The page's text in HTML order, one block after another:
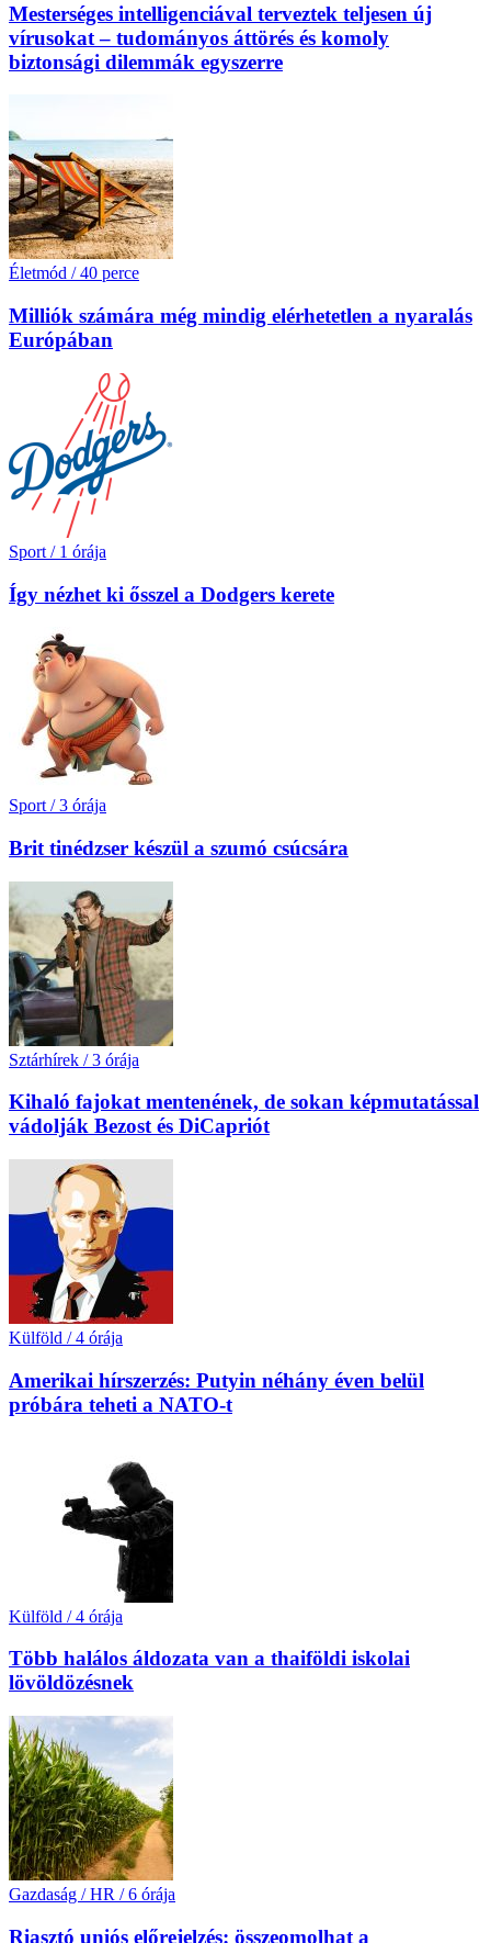
Mesterséges intelligenciával terveztek teljesen új
vírusokat – tudományos áttörés és komoly
biztonsági dilemmák egyszerre
Életmód / 40 perce
Milliók számára még mindig elérhetetlen a nyaralás
Európában
Sport / 1 órája
Így nézhet ki ősszel a Dodgers kerete
Sport / 3 órája
Brit tinédzser készül a szumó csúcsára
Sztárhírek / 3 órája
Kihaló fajokat mentenének, de sokan képmutatással
vádolják Bezost és DiCapriót
Külföld / 4 órája
Amerikai hírszerzés: Putyin néhány éven belül
próbára teheti a NATO-t
Külföld / 4 órája
Több halálos áldozata van a thaiföldi iskolai
lövöldözésnek
Gazdaság / HR / 6 órája
Riasztó uniós előrejelzés: összeomolhat a